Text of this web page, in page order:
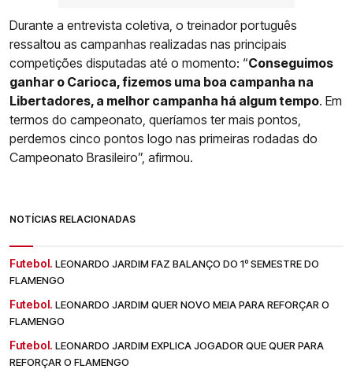
Durante a entrevista coletiva, o treinador português
ressaltou as campanhas realizadas nas principais
competições disputadas até o momento: “Conseguimos
ganhar o Carioca, fizemos uma boa campanha na
Libertadores, a melhor campanha há algum tempo. Em
termos do campeonato, queríamos ter mais pontos,
perdemos cinco pontos logo nas primeiras rodadas do
Campeonato Brasileiro”, afirmou.
NOTÍCIAS RELACIONADAS
Futebol. LEONARDO JARDIM FAZ BALANÇO DO 1º SEMESTRE DO
FLAMENGO
Futebol. LEONARDO JARDIM QUER NOVO MEIA PARA REFORÇAR O
FLAMENGO
Futebol. LEONARDO JARDIM EXPLICA JOGADOR QUE QUER PARA
REFORÇAR O FLAMENGO